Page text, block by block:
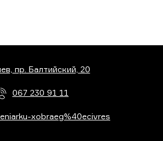
пр. Балтийский, 20
067 230 91 11
xobraeg%40ecivres